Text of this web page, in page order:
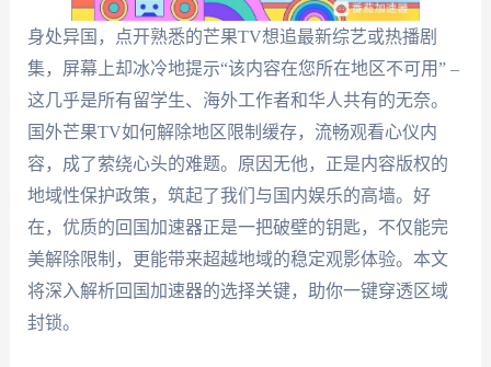
身处异国，点开熟悉的芒果TV想追最新综艺或热播剧
集，屏幕上却冰冷地提示“该内容在您所在地区不可用” –
这几乎是所有留学生、海外工作者和华人共有的无奈。
国外芒果TV如何解除地区限制缓存，流畅观看心仪内
容，成了萦绕心头的难题。原因无他，正是内容版权的
地域性保护政策，筑起了我们与国内娱乐的高墙。好
在，优质的回国加速器正是一把破壁的钥匙，不仅能完
美解除限制，更能带来超越地域的稳定观影体验。本文
将深入解析回国加速器的选择关键，助你一键穿透区域
封锁。